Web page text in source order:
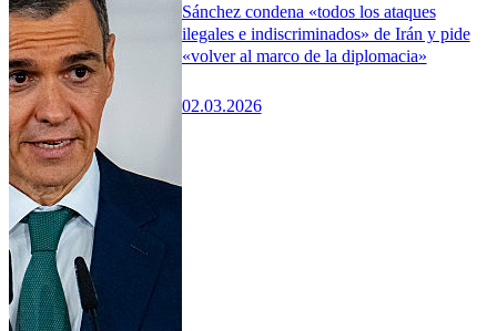
Sánchez condena «todos los ataques
ilegales e indiscriminados» de Irán y pide
«volver al marco de la diplomacia»
02.03.2026